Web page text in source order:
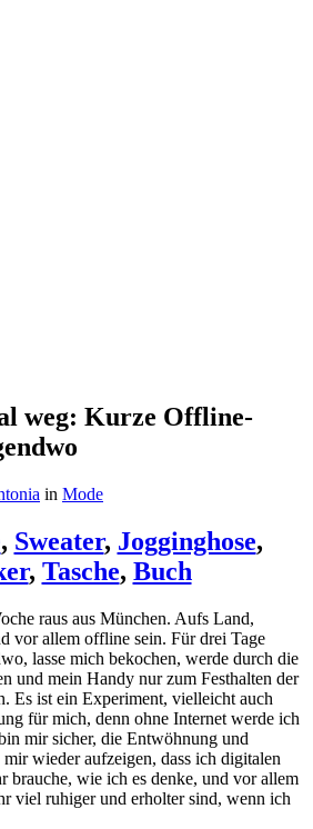
weg: Kurze Offline-
in Mode
, Sweater, Jogginghose,
, Tasche, Buch
raus aus München. Aufs Land,
vor allem offline sein. Für drei Tage
lasse mich bekochen, werde durch die
und mein Handy nur zum Festhalten der
Es ist ein Experiment, vielleicht auch
für mich, denn ohne Internet werde ich
mir sicher, die Entwöhnung und
wieder aufzeigen, dass ich digitalen
brauche, wie ich es denke, und vor allem
viel ruhiger und erholter sind, wenn ich